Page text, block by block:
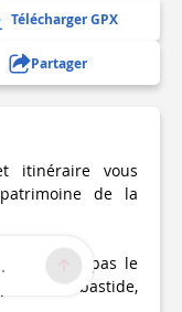
Télécharger GPX
Partager
itinéraire vous
de la
pas à pas le
de la bastide,